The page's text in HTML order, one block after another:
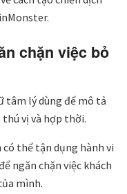
chặn việc bỏ
tâm lý dùng để mô tả
vị và hợp thời.
có thể tận dụng hành vi
ngăn chặn việc khách
mình.